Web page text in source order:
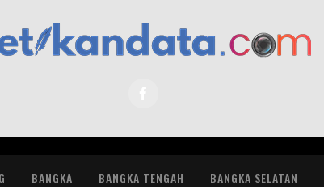
BANGKA BANGKA TENGAH BANGKA SELATAN